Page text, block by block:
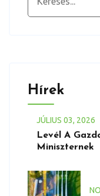
Hírek
JÚLIUS 03, 2026
Levél A
Miniszternek